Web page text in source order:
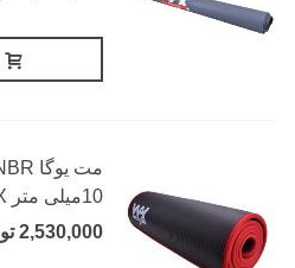
10میلی متر WAX
2,530,000 تومان